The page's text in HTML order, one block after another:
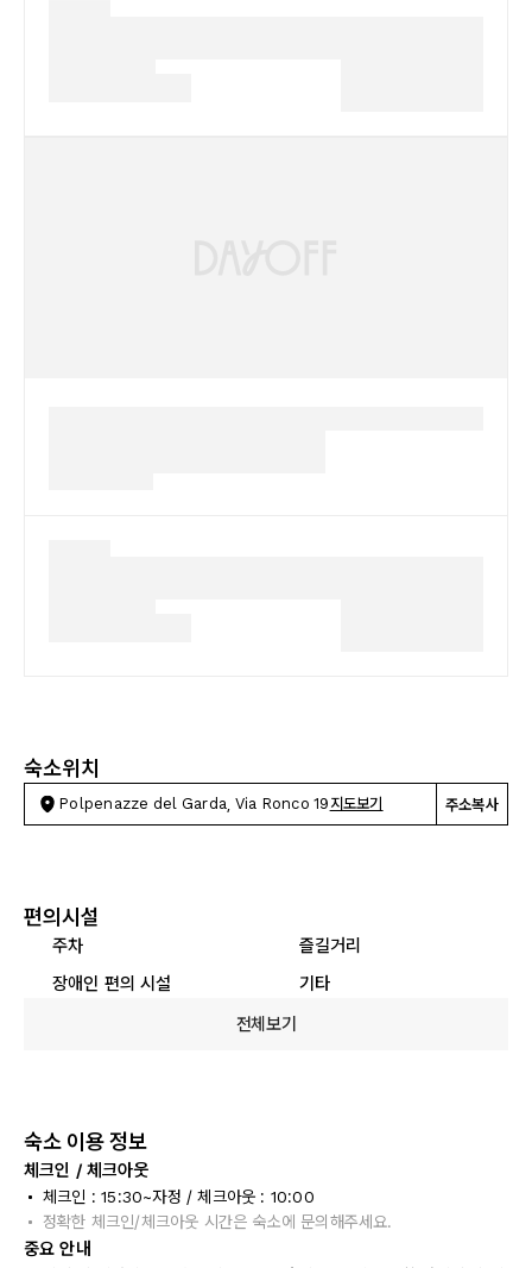
숙소위치
Polpenazze del Garda, Via Ronco 19 지도보기 주소복사
편의시설
주차
즐길거리
장애인 편의 시설
기타
전체보기
숙소 이용 정보
체크인 / 체크아웃
체크인 : 15:30~자정 / 체크아웃 : 10:00
정확한 체크인/체크아웃 시간은 숙소에 문의해주세요.
중요 안내